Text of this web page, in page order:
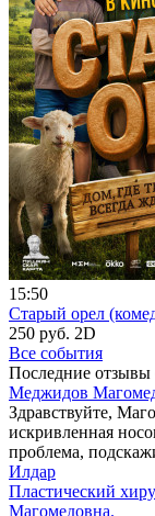
15:50
Старый орел
250 руб. 2D
Все события
Последние
Меджидов
Здравствуйте,
искривленная
проблема,
Илдар
Пластический
Магомедовна.